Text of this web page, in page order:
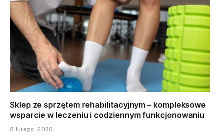
Sklep ze sprzętem rehabilitacyjnym – kompleksowe
wsparcie w leczeniu i codziennym funkcjonowaniu
8 lutego, 2026